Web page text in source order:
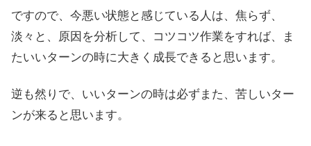
ですので、今悪い状態と感じている人は、焦らず、
淡々と、原因を分析して、コツコツ作業をすれば、ま
たいいターンの時に大きく成長できると思います。
逆も然りで、いいターンの時は必ずまた、苦しいター
ンが来ると思います。